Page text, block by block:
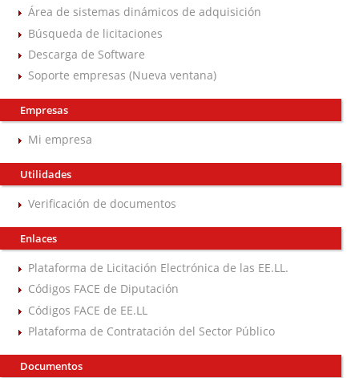
Área de sistemas dinámicos de adquisición
Búsqueda de licitaciones
Descarga de Software
Soporte empresas (Nueva ventana)
Empresas
Mi empresa
Utilidades
Verificación de documentos
Enlaces
Plataforma de Licitación Electrónica de las EE.LL.
Códigos FACE de Diputación
Códigos FACE de EE.LL
Plataforma de Contratación del Sector Público
Documentos